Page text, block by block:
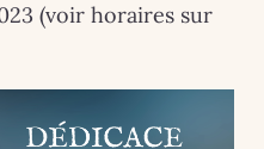
(voir horaires sur